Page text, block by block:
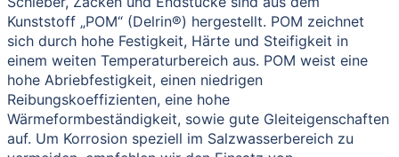
Kunststoff „POM“ (Delrin®) hergestellt. POM zeichnet
sich durch hohe Festigkeit, Härte und Steifigkeit in
einem weiten Temperaturbereich aus. POM weist eine
hohe Abriebfestigkeit, einen niedrigen
Reibungskoeffizienten, eine hohe
Wärmeformbeständigkeit, sowie gute Gleiteigenschaften
auf. Um Korrosion speziell im Salzwasserbereich zu